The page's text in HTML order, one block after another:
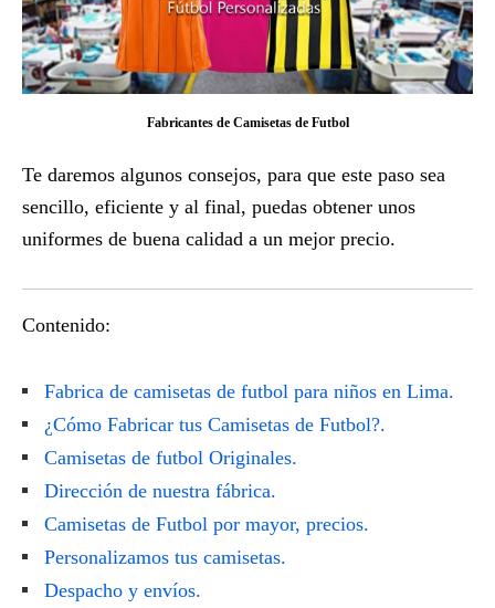
Fabricantes de Camisetas de Futbol
Te daremos algunos consejos, para que este paso sea
sencillo, eficiente y al final, puedas obtener unos
uniformes de buena calidad a un mejor precio.
Contenido:
Fabrica de camisetas de futbol para niños en Lima.
¿Cómo Fabricar tus Camisetas de Futbol?.
Camisetas de futbol Originales.
Dirección de nuestra fábrica.
Camisetas de Futbol por mayor, precios.
Personalizamos tus camisetas.
Despacho y envíos.